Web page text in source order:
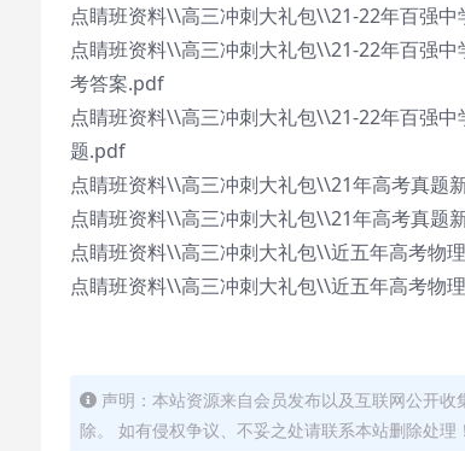
点睛班资料\\高三冲刺大礼包\\21-22年百强
点睛班资料\\高三冲刺大礼包\\21-22年百强
考答案.pdf
点睛班资料\\高三冲刺大礼包\\21-22年百强
题.pdf
点睛班资料\\高三冲刺大礼包\\21年高考真题
点睛班资料\\高三冲刺大礼包\\21年高考真题
点睛班资料\\高三冲刺大礼包\\近五年高考物
点睛班资料\\高三冲刺大礼包\\近五年高考物
声明：本站资源来自会员发布以及互联网公开
除。 如有侵权争议、不妥之处请联系本站删除处